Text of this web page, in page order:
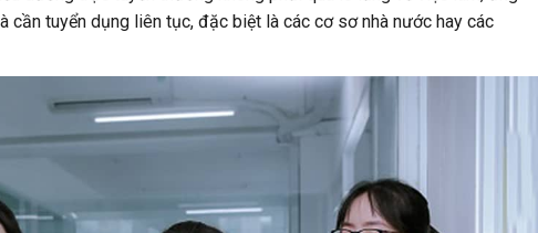
cần tuyển dụng liên tục, đặc biệt là các cơ sơ nhà nước hay các